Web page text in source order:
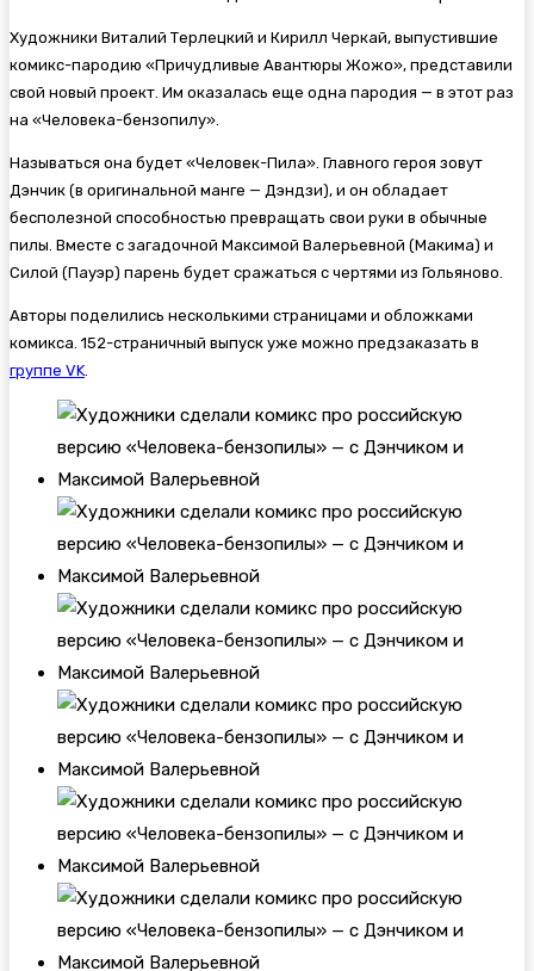
Художники Виталий Терлецкий и Кирилл Черкай, выпустившие
комикс-пародию «Причудливые Авантюры Жожо», представили
свой новый проект. Им оказалась еще одна пародия — в этот раз
на «Человека-бензопилу».
Называться она будет «Человек-Пила». Главного героя зовут
Дэнчик (в оригинальной манге — Дэндзи), и он обладает
бесполезной способностью превращать свои руки в обычные
пилы. Вместе с загадочной Максимой Валерьевной (Макима) и
Силой (Пауэр) парень будет сражаться с чертями из Гольяново.
Авторы поделились несколькими страницами и обложками
комикса. 152-страничный выпуск уже можно предзаказать в
группе VK